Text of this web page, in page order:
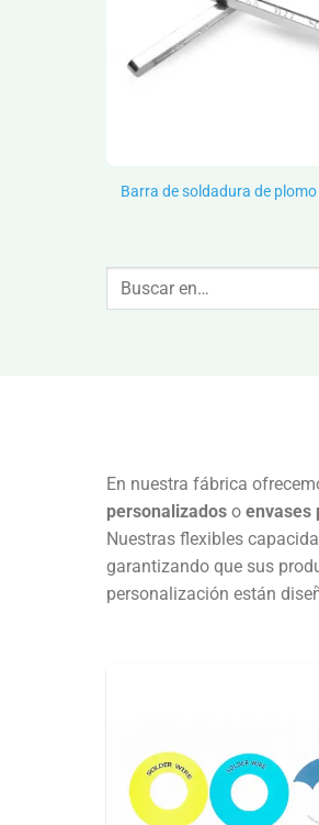
Barra de soldadura de
Buscar:
En nuestra fábrica
personalizados o envases
Nuestras flexibles
garantizando que sus
personalización están